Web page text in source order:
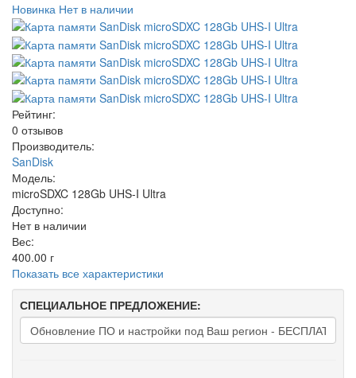
Новинка Нет в наличии
Рейтинг:
0 отзывов
Производитель:
SanDisk
Модель:
microSDXC 128Gb UHS-I Ultra
Доступно:
Нет в наличии
Вес:
400.00 г
Показать все характеристики
СПЕЦИАЛЬНОЕ ПРЕДЛОЖЕНИЕ: